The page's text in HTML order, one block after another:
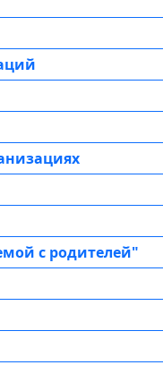
с родителей"